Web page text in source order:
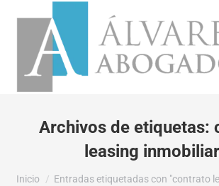
Archivos de etiquetas:
leasing
Estás aquí:
Inicio Entradas etiquetadas con "contrato